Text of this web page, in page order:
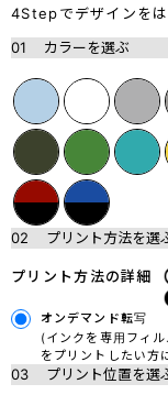
4Stepでデザインをは
01
カラーを選ぶ
02 プリント方法を選
プリント方法の詳細
オンデマンド転写
(インクを専用フィ
をプリントしたい方
03 プリント位置を選